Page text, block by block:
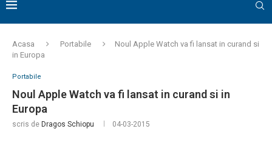
Acasa Portabile
Noul Apple Watch va fi lansat in curand si
in Europa
Portabile
Noul Apple Watch va fi lansat in curand si in
Europa
scris de Dragos Schiopu 04-03-2015